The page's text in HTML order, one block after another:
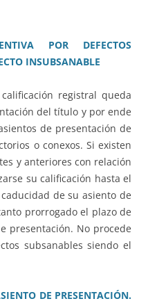
POR DEFECTOS
INSUBSANABLE
registral queda
del título y por ende
de presentación de
o conexos. Si existen
y anteriores con relación
su calificación hasta el
de su asiento de
prorrogado el plazo de
presentación. No procede
subsanables siendo el
DE PRESENTACIÓN.